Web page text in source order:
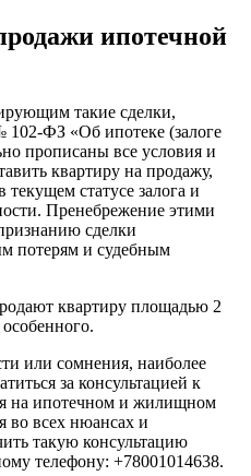
ипотечной
такие сделки,
102-ФЗ «Об ипотеке (залоге
прописаны все условия и
квартиру на продажу,
текущем статусе залога и
Пренебрежение этими
сделки
потерям и судебным
квартиру площадью 2
или сомнения, наиболее
за консультацией к
на ипотечном и жилищном
во всех нюансах и
такую консультацию
телефону: +78001014638.